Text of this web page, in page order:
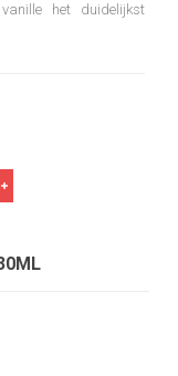
het duidelijkst